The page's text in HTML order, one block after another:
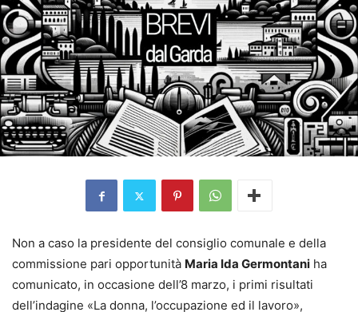
Non a caso la presidente del consiglio comunale e della
commissione pari opportunità Maria Ida Germontani ha
comunicato, in occasione dell’8 marzo, i primi risultati
dell’indagine «La donna, l’occupazione ed il lavoro»,